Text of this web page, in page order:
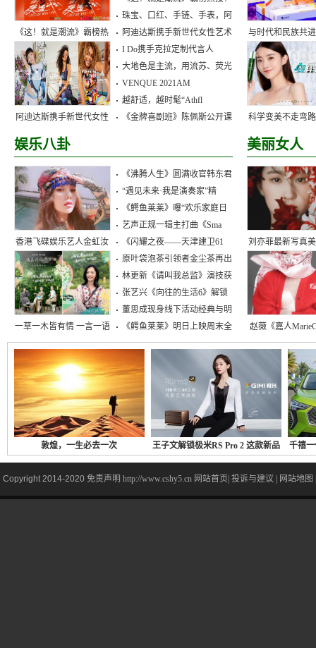
《这！就是潮流》霸榜热
搜！20强选手创意
阿迪达斯携手新世代女性
艺术家自由畅想，为
珠宝、口红、手链、手表，阿
阿迪达斯携手新世代女性艺术
I Do携手克拉定制代言人
大地色是主流，用流苏、荧光
VENQUE 2021AM
越舒适，越时髦“Athfl
《金牌喜剧班》陈佩斯公开课
与时代和民族共
润致——时代
科学变美不走弯
兰科学变美大
娱乐八卦
香港飞碟娱乐艺人金虹汝
低调现身惠州录节目
一草一木皆有情 一言一语
《沸腾人生》圆满收官韩东君
“遇见未来·我是演奏家”精
《鳄鱼莱莱》曝“欢乐家庭日
艺声正规一辑主打曲《Sma
《闪耀之夜——天津建卫61
原叶袋泡茶引领者金尘茶再出
林更新《请叫我总监》演技获
张艺兴《向往的生活6》解锁
董思成现身线下活动经典与明
《鳄鱼莱莱》明日上映周末全
美丽女人
刘亦菲最新写真
息，你以为的
赵薇《嘉人
敦煌，一生必去一次 王子文解锁极米RS Pro 2 这款新品 千禧
Copyright 2014-2020 免责声明 http://www.cshy5.cn 网站首页 投诉与建议 网站地图